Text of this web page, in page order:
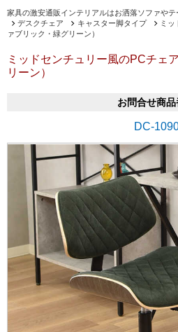
家具の激安通販インテリアルはお洒落ソファや
デスクチェア
キャスター脚タイプ
ミ
ァブリック・緑グリーン）
ミッドセンチュリー風のPCチェ
リーン）
お問合せ商
DC-